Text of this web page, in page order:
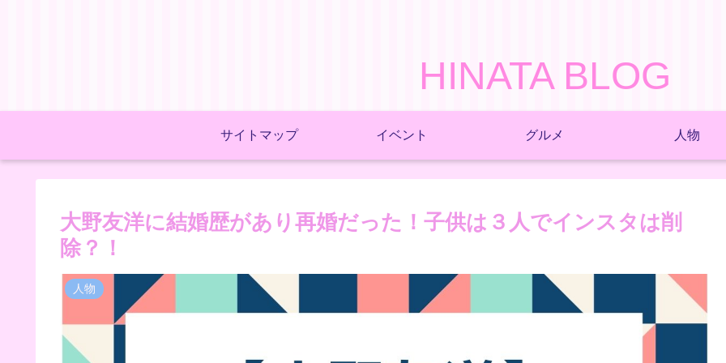
HINATA BLOG
サイトマップ イベント グルメ 人物
大野友洋に結婚歴があり再婚だった！子供は３人でインスタは削
除？！
人物